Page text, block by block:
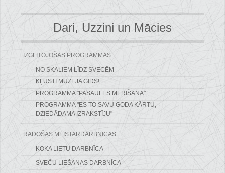
Dari, Uzzini un Mācies
IZGLĪTOJOŠĀS PROGRAMMAS
NO SKALIEM LĪDZ SVECĒM
KĻŪSTI MUZEJA GIDS!
PROGRAMMA "PASAULES MĒRĪŠANA"
PROGRAMMA "ES TO SAVU GODA KĀRTU,
DZIEDĀDAMA IZRAKSTĪJU"
RADOŠĀS MEISTARDARBNĪCAS
KOKA LIETU DARBNĪCA
SVEČU LIEŠANAS DARBNĪCA